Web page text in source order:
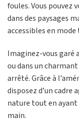
foules. Vous pouvez
dans des paysages
accessibles en
Imaginez-vous garé
ou dans un
arrêté. Grâce à
disposez d’un
nature tout en
main.